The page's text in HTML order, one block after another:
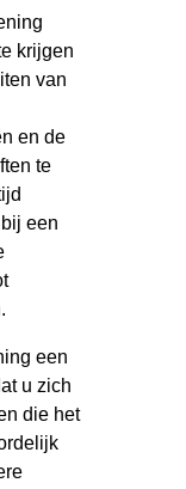
krijgen
van
en de
te
een
een
u zich
die het